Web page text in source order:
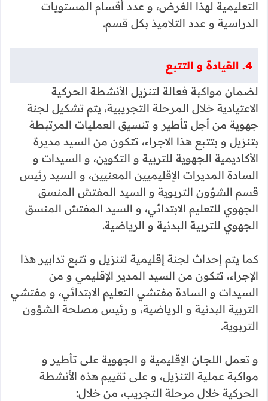
التعليمية لهذا الغرض، و عدد أقسام المستويات
الدراسية و عدد التلاميذ بكل قسم.
4. القيادة و التتبع
لضمان مواكبة فعالة لتنزيل الأنشطة الحركية
الاعتيادية خلال المرحلة التجريبية، يتم تشكيل لجنة
جهوية من أجل تأطير و تنسيق العمليات المرتبطة
بتنزيل و بتتبع هذا الاجراء، تتكون من السيد مديرة
الأكاديمية الجهوية للتربية و التكوين، و السيدات و
السادة المديرات الإقليميين المعنيين، و السيد رئيس
قسم الشؤون التربوية و السيد المفتش المنسق
الجهوي للتعليم الابتدائي، و السيد المفتش المنسق
الجهوي للتربية البدنية و الرياضية.
كما يتم إحداث لجنة إقليمية لتنزيل و تتبع تدابير هذا
الإجراء، تتكون من السيد المدير الإقليمي و من
السيدات و السادة مفتشي التعليم الابتدائي، و مفتشي
التربية البدنية و الرياضية، و رئيس مصلحة الشؤون
التربوية.
و تعمل اللجان الإقليمية و الجهوية على تأطير و
مواكبة عملية التنزيل، و على تقييم هذه الأنشطة
الحركية خلال مرحلة التجريب، من خلال: